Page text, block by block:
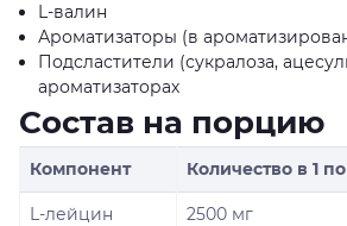
L-валин
Ароматизаторы (в
Подсластители (сукралоза,
ароматизаторах
Состав на порцию
Компонент Количество в 1
L-лейцин 2500 мг